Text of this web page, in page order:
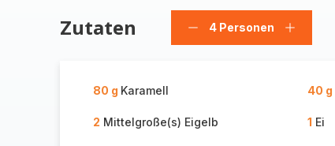
Zutaten
Personen
4 Personen
Personen
80 g Karamell 40 g
2 Mittelgroße(s) Eigelb 1 Ei